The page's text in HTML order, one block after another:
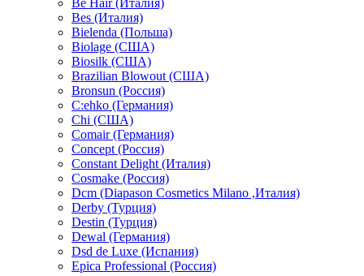
Be Hair (Италия)
Bes (Италия)
Bielenda (Польша)
Biolage (США)
Biosilk (США)
Brazilian Blowout (США)
Bronsun (Россия)
C:ehko (Германия)
Chi (США)
Comair (Германия)
Concept (Россия)
Constant Delight (Италия)
Cosmake (Россия)
Dcm (Diapason Cosmetics Milano ,Италия)
Derby (Турция)
Destin (Турция)
Dewal (Германия)
Dsd de Luxe (Испания)
Epica Professional (Россия)